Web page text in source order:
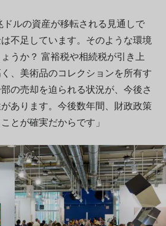
ドルの資産が移転される見通しで
不足しています。そのような環境
うか？ 富裕税や相続税が引き上
、美術品のコレクションを所有す
の売却を迫られる状況が、今後さ
あります。今後数年間、財政政策
とが確実だからです」